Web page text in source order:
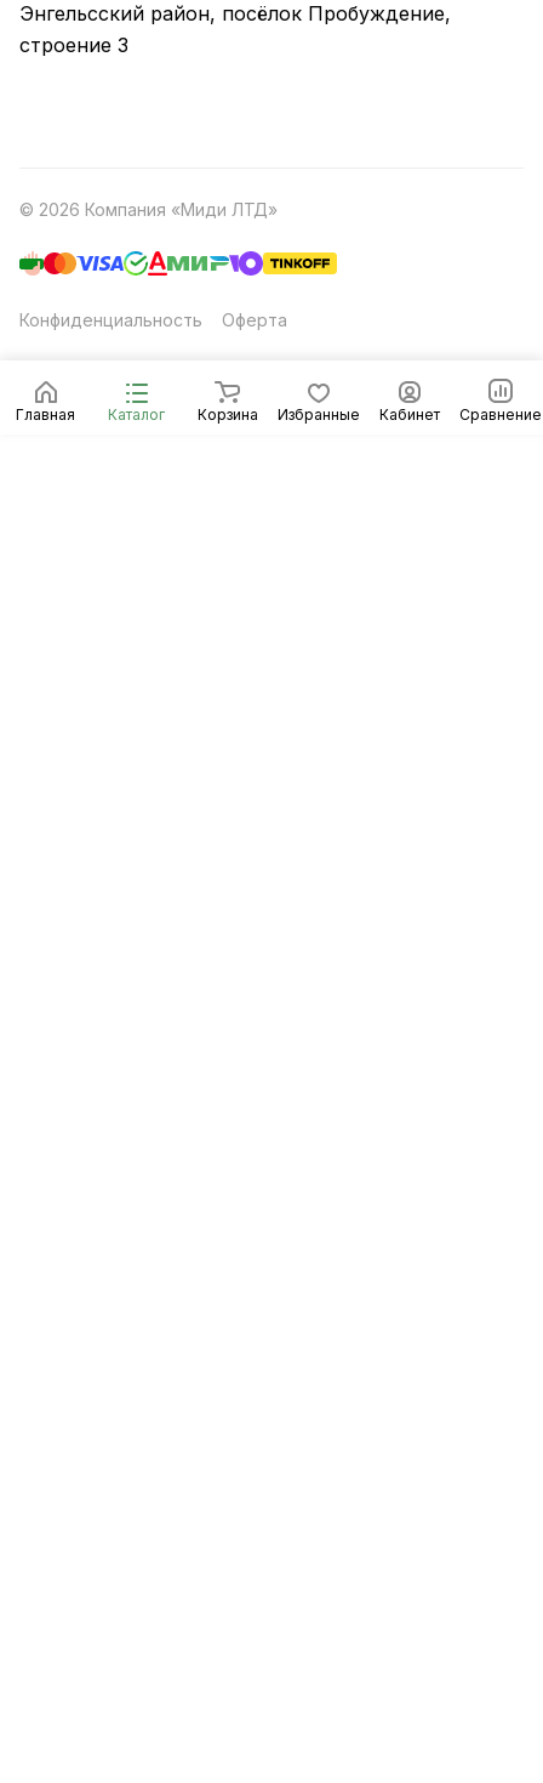
Главная Каталог Корзина Избранные Кабинет Сравнение
Энгельсский район, посёлок Пробуждение,
строение 3
© 2026 Компания «Миди ЛТД»
Конфиденциальность Оферта